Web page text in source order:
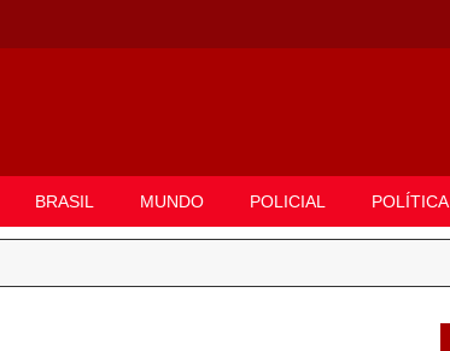
BRASIL MUNDO POLICIAL POLÍTICA